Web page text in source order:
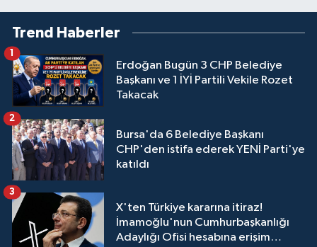
Trend Haberler
Erdoğan Bugün 3 CHP Belediye
Başkanı ve 1 İYİ Partili Vekile Rozet
Takacak
1
Bursa'da 6 Belediye Başkanı
CHP'den istifa ederek YENİ Parti'ye
katıldı
2
X'ten Türkiye kararına itiraz!
İmamoğlu'nun Cumhurbaşkanlığı
Adaylığı Ofisi hesabına erişim
3